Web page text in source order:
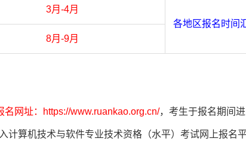
3月-4月
各地区报名时间
8月-9月
网址：https://www.ruankao.org.cn/，考生于报名期间
计算机技术与软件专业技术资格（水平）考试网上报名